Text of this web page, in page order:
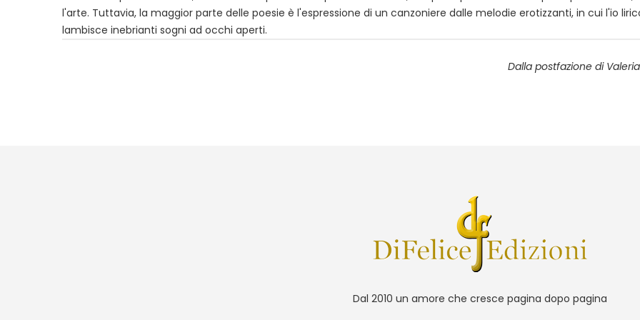
l'arte. Tuttavia, la maggior parte delle poesie è l'espressione di un canzoniere dalle melodie erotizzanti, in cui l'io
lambisce inebrianti sogni ad occhi aperti.
Dalla postfazione di
Dal 2010 un amore che cresce pagina dopo pagina